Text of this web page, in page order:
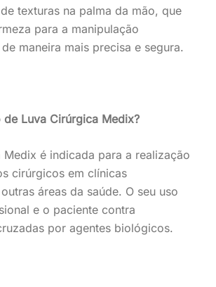
texturas na palma da mão, que
para a manipulação
de maneira mais precisa e segura.
de Luva Cirúrgica Medix?
é indicada para a realização
cirúrgicos em clínicas
áreas da saúde. O seu uso
e o paciente contra
por agentes biológicos.